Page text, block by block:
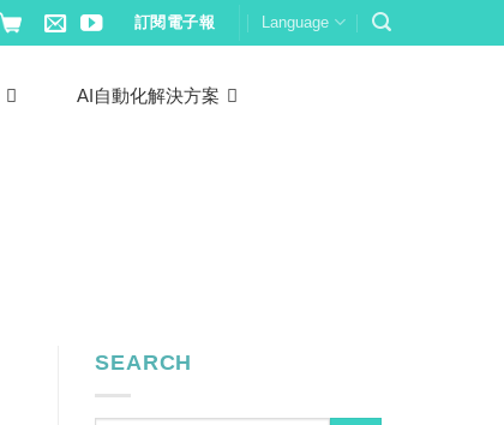
訂閱電子報 Language
AI自動化解決方案
SEARCH